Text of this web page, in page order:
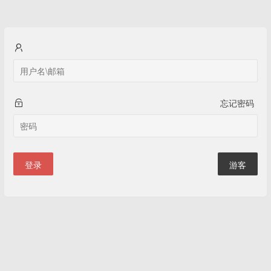
忘记密码
登录 游客